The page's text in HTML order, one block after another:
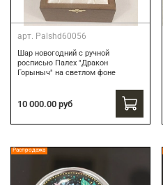
арт. Palshd60056
Шар новогодний с ручной
росписью Палех "Дракон
Горыныч" на светлом фоне
10 000.00 руб
Распродажа